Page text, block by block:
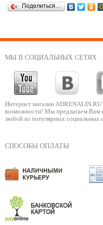
Поделиться…
МЫ В СОЦИАЛЬНЫХ СЕТЯХ
Интернет магазин ADRENALIN.RU
возможности! Мы предлагаем Вам
любой из популярных социальных
СПОСОБЫ ОПЛАТЫ